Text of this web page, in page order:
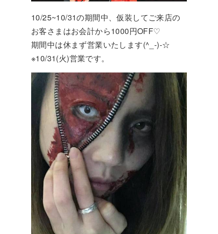
10/25~10/31の期間中、仮装してご来店の
お客さまはお会計から1000円OFF♡
期間中は休まず営業いたします(^_-)-☆
※10/31(火)営業です。